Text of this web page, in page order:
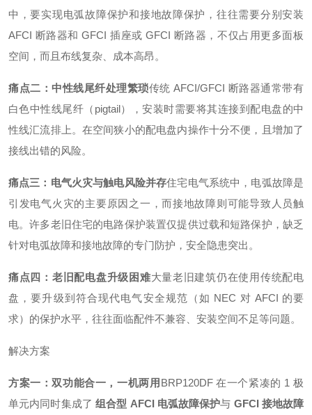
中，要实现电弧故障保护和接地故障保护，往往需要分别安装
AFCI 断路器和 GFCI 插座或 GFCI 断路器，不仅占用更多面板
空间，而且布线复杂、成本高昂。
痛点二：中性线尾纤处理繁琐传统 AFCI/GFCI 断路器通常带有
白色中性线尾纤（pigtail），安装时需要将其连接到配电盘的中
性线汇流排上。在空间狭小的配电盘内操作十分不便，且增加了
接线出错的风险。
痛点三：电气火灾与触电风险并存住宅电气系统中，电弧故障是
引发电气火灾的主要原因之一，而接地故障则可能导致人员触
电。许多老旧住宅的电路保护装置仅提供过载和短路保护，缺乏
针对电弧故障和接地故障的专门防护，安全隐患突出。
痛点四：老旧配电盘升级困难大量老旧建筑仍在使用传统配电
盘，要升级到符合现代电气安全规范（如 NEC 对 AFCI 的要
求）的保护水平，往往面临配件不兼容、安装空间不足等问题。
解决方案
方案一：双功能合一，一机两用 BRP120DF 在一个紧凑的 1 极
单元内同时集成了组合型 AFCI 电弧故障保护与 GFCI 接地故障